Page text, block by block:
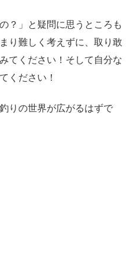
？」と疑問に思うところも
り難しく考えずに、取り敢
てください！そして自分な
ください！
りの世界が広がるはずで